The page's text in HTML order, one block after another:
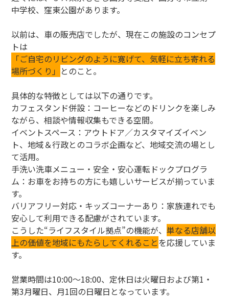
中学校、窪東公園があります。
以前は、車の販売店でしたが、現在この施設のコンセプ
トは
「ご自宅のリビングのように寛げて、気軽に立ち寄れる
場所づくり」 とのこと。
具体的な特徴としては以下の通りです。
カフェスタンド併設：コーヒーなどのドリンクを楽しみ
ながら、相談や情報収集もできる空間。
イベントスペース：アウトドア／カスタマイズイベン
ト、地域＆行政とのコラボ企画など、地域交流の場とし
て活用。
手洗い洗車メニュー・安全・安心運転ドックプログラ
ム：お車をお持ちの方にも嬉しいサービスが揃っていま
す。
バリアフリー対応・キッズコーナーあり：家族連れでも
安心して利用できる配慮がされています。
こうした“ライフスタイル拠点”の機能が、単なる店舗以
上の価値を地域にもたらしてくれることを応援していま
す。
営業時間は10:00〜18:00、定休日は火曜日および第1・
第3月曜日、月1回の日曜日となっています。